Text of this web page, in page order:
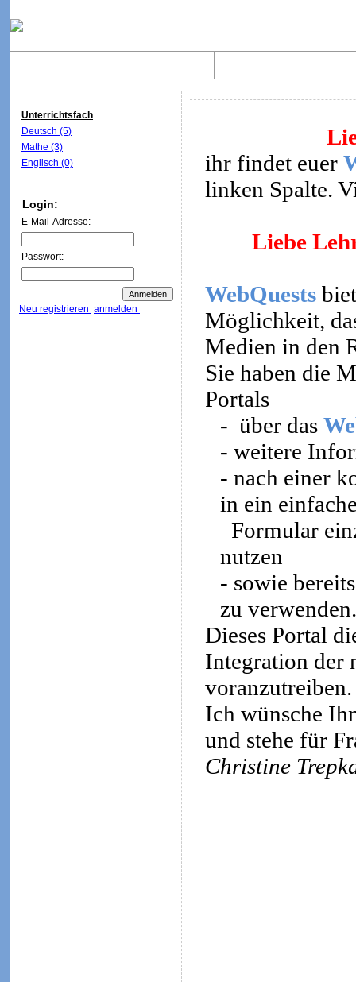
Unterrichtsfach
Deutsch (5)
Mathe (3)
Englisch (0)
Login:
E-Mail-Adresse:
Passwort:
Neu registrieren anmelden
ihr findet euer
linken Spalte.
Liebe
WebQuests
Möglichkeit,
Medien in den
Sie haben die
Portals
- über das
- weitere
- nach einer
in ein
Formular
nutzen
- sowie
zu verwenden.
Dieses Portal
Integration der
voranzutreiben.
Ich wünsche
und stehe für
Christine